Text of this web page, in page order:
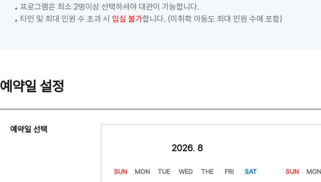
프로그램은 최소 2명이상 선택하셔야 대관이 가능합니다.
타인 및 최대 인원 수 초과 시 입실 불가합니다. (미취학 아동도 최대 인원 수에 포함)
예약일 설정
예약일 선택
2026. 8
SUN MON TUE WED THE FRI SAT SUN MON